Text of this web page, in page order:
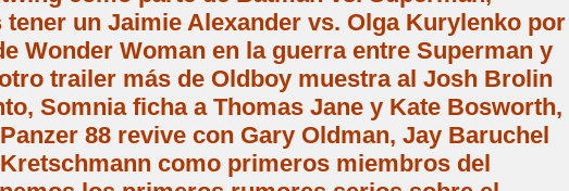
tener un Jaimie Alexander vs. Olga Kurylenko por
Wonder Woman en la guerra entre Superman y
trailer más de Oldboy muestra al Josh Brolin
Somnia ficha a Thomas Jane y Kate Bosworth,
88 revive con Gary Oldman, Jay Baruchel
como primeros miembros del